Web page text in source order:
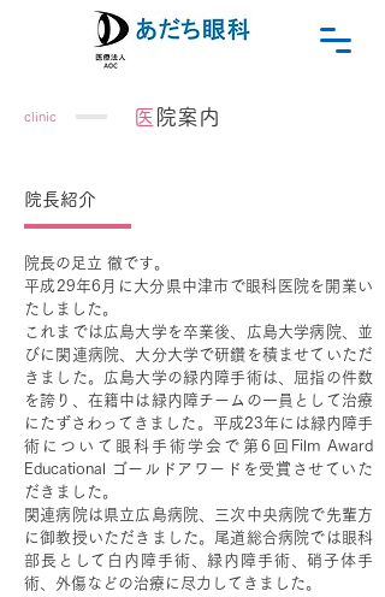
clinic 医 院案内
院長紹介
院長の足立 徹です。
平成29年6月に大分県中津市で眼科医院を開業い
たしました。
これまでは広島大学を卒業後、広島大学病院、並
びに関連病院、大分大学で研鑽を積ませていただ
きました。広島大学の緑内障手術は、屈指の件数
を誇り、在籍中は緑内障チームの一員として治療
にたずさわってきました。平成23年には緑内障手
術について眼科手術学会で第6回Film Award
Educational ゴールドアワードを受賞させていた
だきました。
関連病院は県立広島病院、三次中央病院で先輩方
に御教授いただきました。尾道総合病院では眼科
部長として白内障手術、緑内障手術、硝子体手
術、外傷などの治療に尽力してきました。